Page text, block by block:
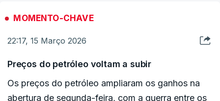
França fosse "alvo" na escalada regional
regresso "rápido" de dois cidadãos franceses
"Lembrei-lhe que a França está a intervir dentro
MOMENTO-CHAVE
22:17, 15 Março 2026
Preços do petróleo voltam a subir
Os preços do petróleo ampliaram os ganhos na
abertura de segunda-feira, com a guerra entre os